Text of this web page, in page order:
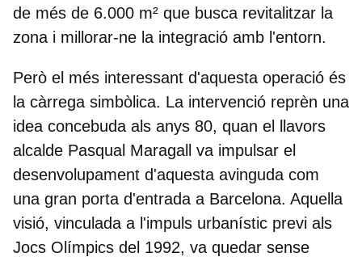
de més de 6.000 m² que busca revitalitzar la
zona i millorar-ne la integració amb l'entorn.
Però el més interessant d'aquesta operació és
la càrrega simbòlica. La intervenció reprèn una
idea concebuda als anys 80, quan el llavors
alcalde Pasqual Maragall va impulsar el
desenvolupament d'aquesta avinguda com
una gran porta d'entrada a Barcelona. Aquella
visió, vinculada a l'impuls urbanístic previ als
Jocs Olímpics del 1992, va quedar sense